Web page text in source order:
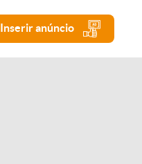
Inserir anúncio